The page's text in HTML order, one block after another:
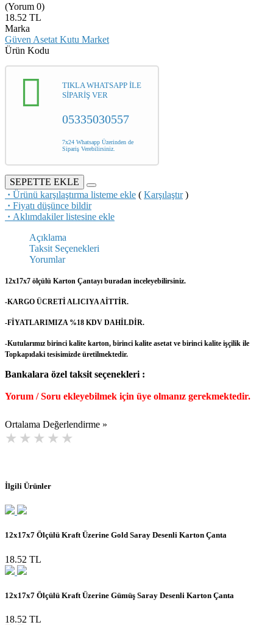
(Yorum 0)
18.52 TL
Marka
Güven Asetat Kutu Market
Ürün Kodu
TIKLA WHATSAPP İLE
SİPARİŞ VER
05335030557
7x24 Whatsapp Üzerinden de
Sipariş Verebilirsiniz.
SEPETTE EKLE
· Ürünü karşılaştırma listeme ekle ( Karşılaştır)
· Fiyatı düşünce bildir
· Aklımdakiler listesine ekle
Açıklama
Taksit Seçenekleri
Yorumlar
12x17x7 ölçülü Karton Çantayı buradan inceleyebilirsiniz.
-KARGO ÜCRETİ ALICIYA AİTTİR.
-FİYATLARIMIZA %18 KDV DAHİLDİR.
-Kutularımız birinci kalite karton, birinci kalite asetat ve birinci kalite işçilik ile
Topkapıdaki tesisimizde üretilmektedir.
Bankalara özel taksit seçenekleri :
Yorum / Soru ekleyebilmek için üye olmanız gerekmektedir.
Ortalama Değerlendirme »
İlgili Ürünler
12x17x7 Ölçülü Kraft Üzerine Gold Saray Desenli Karton Çanta
18.52 TL
12x17x7 Ölçülü Kraft Üzerine Gümüş Saray Desenli Karton Çanta
18.52 TL